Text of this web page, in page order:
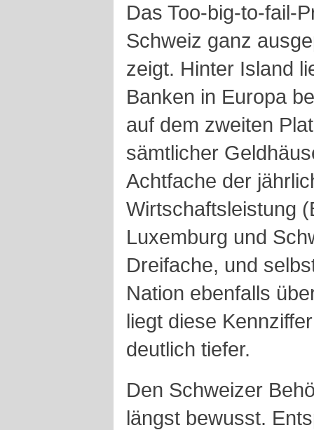
Das Too-big-to-fail-
Schweiz ganz
zeigt. Hinter Island
Banken in Europa
auf dem zweiten
sämtlicher
Achtfache der
Wirtschaftsleistung
Luxemburg und
Dreifache, und
Nation ebenfalls
liegt diese
deutlich tiefer.
Den Schweizer
längst bewusst.